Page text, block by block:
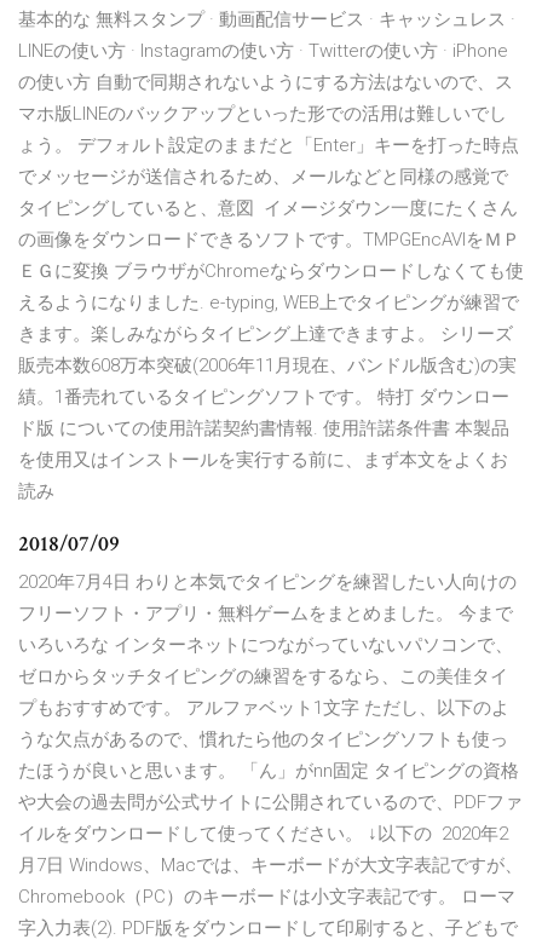
基本的な 無料スタンプ · 動画配信サービス · キャッシュレス ·
LINEの使い方 · Instagramの使い方 · Twitterの使い方 · iPhone
の使い方 自動で同期されないようにする方法はないので、ス
マホ版LINEのバックアップといった形での活用は難しいでし
ょう。 デフォルト設定のままだと「Enter」キーを打った時点
でメッセージが送信されるため、メールなどと同様の感覚で
タイピングしていると、意図 イメージダウン一度にたくさん
の画像をダウンロードできるソフトです。TMPGEncAVIをＭＰ
ＥＧに変換 ブラウザがChromeならダウンロードしなくても使
えるようになりました. e-typing, WEB上でタイピングが練習で
きます。楽しみながらタイピング上達できますよ。 シリーズ
販売本数608万本突破(2006年11月現在、バンドル版含む)の実
績。1番売れているタイピングソフトです。 特打 ダウンロー
ド版 についての使用許諾契約書情報. 使用許諾条件書 本製品
を使用又はインストールを実行する前に、まず本文をよくお
読み
2018/07/09
2020年7月4日 わりと本気でタイピングを練習したい人向けの
フリーソフト・アプリ・無料ゲームをまとめました。 今まで
いろいろな インターネットにつながっていないパソコンで、
ゼロからタッチタイピングの練習をするなら、この美佳タイ
プもおすすめです。 アルファベット1文字 ただし、以下のよ
うな欠点があるので、慣れたら他のタイピングソフトも使っ
たほうが良いと思います。 「ん」がnn固定 タイピングの資格
や大会の過去問が公式サイトに公開されているので、PDFファ
イルをダウンロードして使ってください。 ↓以下の 2020年2
月7日 Windows、Macでは、キーボードが大文字表記ですが、
Chromebook（PC）のキーボードは小文字表記です。 ローマ
字入力表(2). PDF版をダウンロードして印刷すると、子どもで